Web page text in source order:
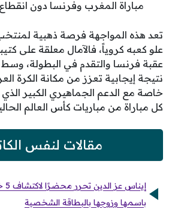
مباراة المغرب وفرنسا دون
تعد هذه المواجهة فرصة ذهبية
علو كعبه كروياً، فالآمال معلقة على
عقبة فرنسا والتقدم في البطولة،
نتيجة إيجابية تعزز من مكانة الكرة
خاصة مع الدعم الجماهيري الكبير
كل مباراة من مباريات كأس العالم
مقالات لنفس
باسمها وزوجها بالبطاقة الشخصية